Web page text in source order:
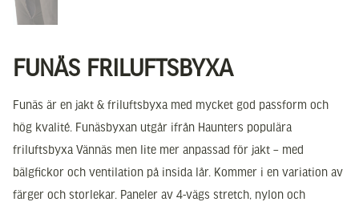
FUNÄS FRILUFTSBYXA
Funäs är en jakt & friluftsbyxa med mycket god passform och
hög kvalité. Funäsbyxan utgår ifrån Haunters populära
friluftsbyxa Vännäs men lite mer anpassad för jakt – med
bälgfickor och ventilation på insida lår. Kommer i en variation av
färger och storlekar. Paneler av 4-vägs stretch, nylon och